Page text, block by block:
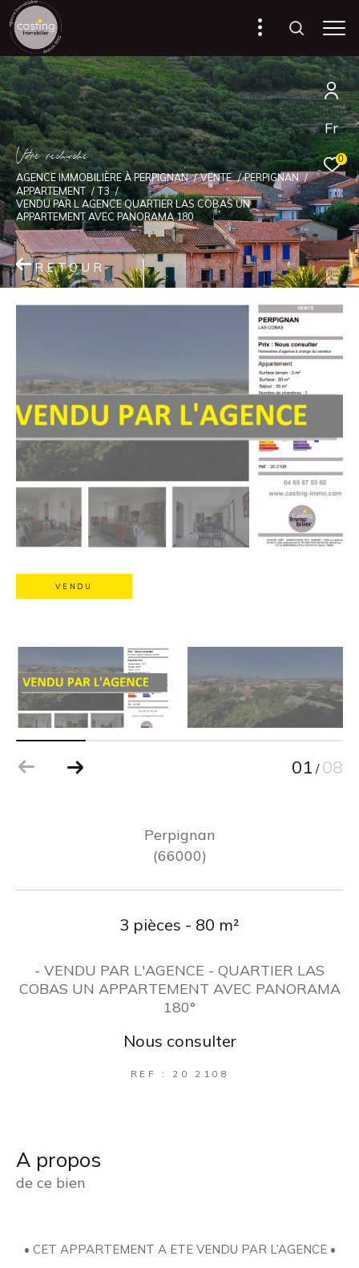
Fr
0
Vore recece
AGENCE IMMOBILIÈRE À PERPIGNAN VENTE
PERPIGNAN
APPARTEMENT
T3
VENDU PAR L AGENCE QUARTIER LAS COBAS UN
APPARTEMENT AVEC PANORAMA 180
RETOUR
VENDU
01 / 08
Perpignan
(66000)
3 pièces - 80 m²
- VENDU PAR L'AGENCE - QUARTIER LAS
COBAS UN APPARTEMENT AVEC PANORAMA
180°
Nous consulter
REF : 20 2108
a propos
de ce bien
• CET APPARTEMENT A ETE VENDU PAR L’AGENCE •